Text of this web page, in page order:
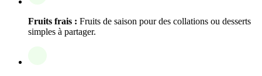
Fruits frais : Fruits de saison pour des collations ou desserts
simples à partager.